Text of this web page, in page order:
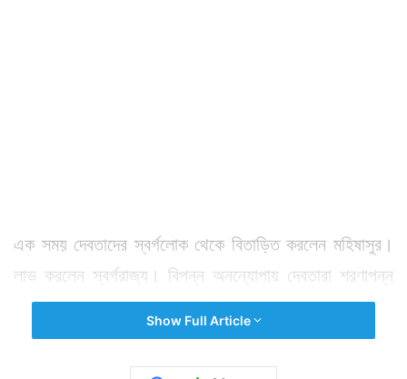
এক সময় দেবতাদের স্বর্গলোক থেকে বিতাড়িত করলেন মহিষাসুর।
লাভ করলেন স্বর্গরাজ্য। বিপন্ন অনন্যোপায় দেবতারা শরণাপন্ন
হলেন ব্রহ্মার। ব্রহ্মা দেখলেন তাঁর কিছু করার নেই। স্বয়ং শিব ও
দেবতাদের সঙ্গে নিয়ে গেলেন ভগবান বিষ্ণুর কাছে। আনুপূর্বিক
সমস্ত দুর্দশার কথা জানালেন। বিগলিতহৃদয় বিষ্ণুকে অনুরোধ
Show Full Article